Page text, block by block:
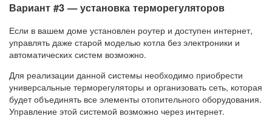
Вариант #3 — установка терморегуляторов
Если в вашем доме установлен роутер и доступен интернет,
управлять даже старой моделью котла без электроники и
автоматических систем возможно.
Для реализации данной системы необходимо приобрести
универсальные терморегуляторы и организовать сеть, которая
будет объединять все элементы отопительного оборудования.
Управление этой системой возможно через интернет.